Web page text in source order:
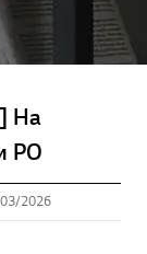
На
PO
2026